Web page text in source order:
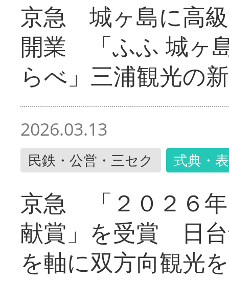
京急 城ヶ島に高
開業 「ふふ 城ヶ
らべ」三浦観光の
2026.03.13
民鉄・公営・三セク 式典・
京急 「２０２６
献賞」を受賞 日
を軸に双方向観光